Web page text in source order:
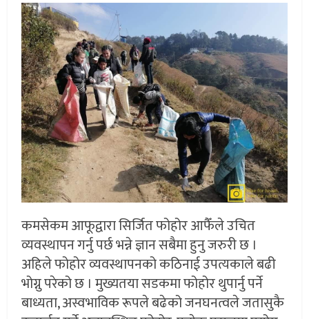
कमसेकम आफूद्वारा सिर्जित फोहोर आफैँले उचित
व्यवस्थापन गर्नु पर्छ भन्ने ज्ञान सबैमा हुनु जरुरी छ ।
अहिले फोहोर व्यवस्थापनको कठिनाई उपत्यकाले बढी
भोग्नु परेको छ । मुख्यतया सडकमा फोहोर थुपार्नु पर्ने
बाध्यता, अस्वभाविक रूपले बढेको जनघनत्वले जतासुकै